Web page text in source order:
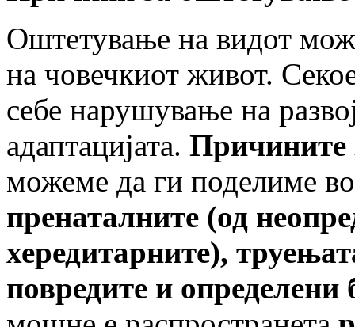
Оштетување на видот
на човечкиот живот.
себе нарушување на
адаптацијата. Причините
можеме да ги поделиме
пренаталните (од
хередитарните),
повредите и определени